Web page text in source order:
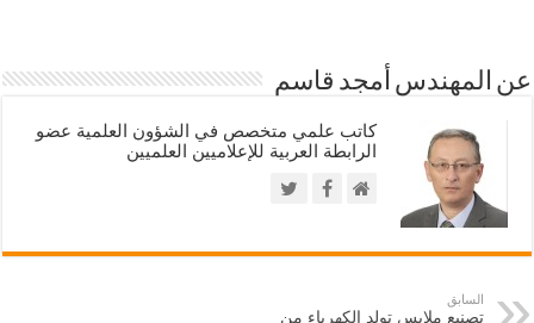
عن المهندس أمجد قاسم
كاتب علمي متخصص في الشؤون العلمية عضو
الرابطة العربية للإعلاميين العلميين
السابق
تصنيع ملابس تولد الكهرباء من